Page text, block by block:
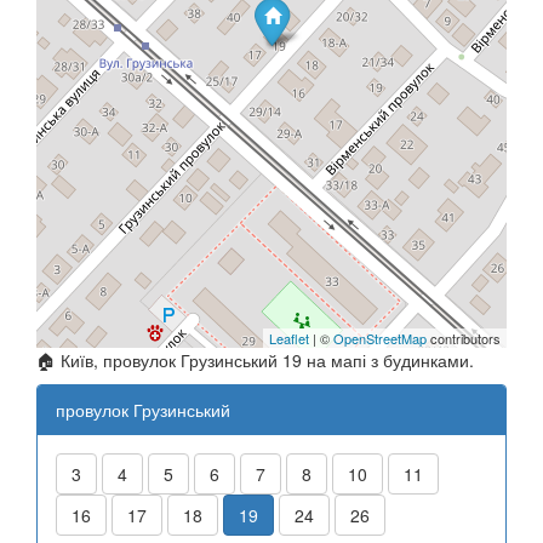
Leaflet | ©OpenStreetMapcontributors
🏠 Київ, провулок Грузинський 19 на мапі з будинками.
провулок Грузинський
3 4 5 6 7 8 10
11
16
17 18 19 24 26